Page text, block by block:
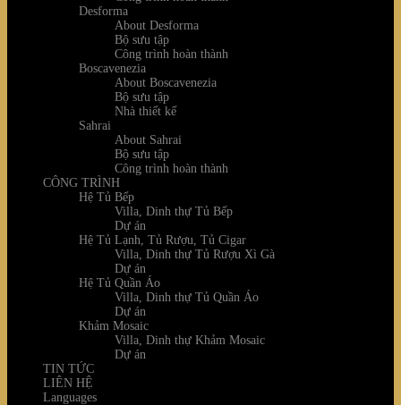
Desforma
About Desforma
Bộ sưu tập
Công trình hoàn thành
Boscavenezia
About Boscavenezia
Bộ sưu tập
Nhà thiết kế
Sahrai
About Sahrai
Bộ sưu tập
Công trình hoàn thành
CÔNG TRÌNH
Hệ Tủ Bếp
Villa, Dinh thự Tủ Bếp
Dự án
Hệ Tủ Lạnh, Tủ Rượu, Tủ Cigar
Villa, Dinh thự Tủ Rượu Xì Gà
Dự án
Hệ Tủ Quần Áo
Villa, Dinh thự Tủ Quần Áo
Dự án
Khảm Mosaic
Villa, Dinh thự Khảm Mosaic
Dự án
TIN TỨC
LIÊN HỆ
Languages